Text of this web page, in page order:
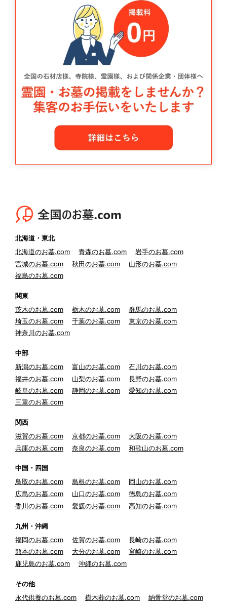
北海道・東北
北海道のお墓.com
青森のお墓.com
岩手のお墓.com
宮城のお墓.com
秋田のお墓.com
山形のお墓.com
福島のお墓.com
関東
茨木のお墓.com
栃木のお墓.com
群馬のお墓.com
埼玉のお墓.com
千葉のお墓.com
東京のお墓.com
神奈川のお墓.com
中部
新潟のお墓.com
富山のお墓.com
石川のお墓.com
福井のお墓.com
山梨のお墓.com
長野のお墓.com
岐阜のお墓.com
静岡のお墓.com
愛知のお墓.com
三重のお墓.com
関西
滋賀のお墓.com
京都のお墓.com
大阪のお墓.com
兵庫のお墓.com
奈良のお墓.com 和歌山のお墓.com
中国・四国
鳥取のお墓.com
島根のお墓.com
岡山のお墓.com
広島のお墓.com
山口のお墓.com
徳島のお墓.com
香川のお墓.com
愛媛のお墓.com 高知のお墓.com
九州・沖縄
福岡のお墓.com
佐賀のお墓.com
長崎のお墓.com
熊本のお墓.com
大分のお墓.com
宮崎のお墓.com
鹿児島のお墓.com
沖縄のお墓.com
その他
永代供養のお墓.com
樹木葬のお墓.com 納骨堂のお墓.com